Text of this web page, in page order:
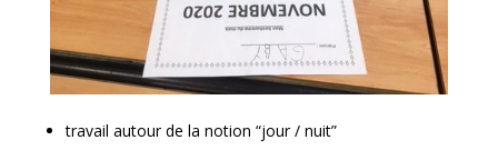
travail autour de la notion “jour / nuit”